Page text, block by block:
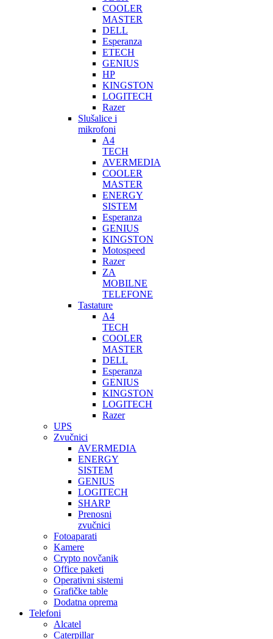
COOLER
MASTER
DELL
Esperanza
ETECH
GENIUS
HP
KINGSTON
LOGITECH
Razer
Slušalice i
mikrofoni
A4
TECH
AVERMEDIA
COOLER
MASTER
ENERGY
SISTEM
Esperanza
GENIUS
KINGSTON
Motospeed
Razer
ZA
MOBILNE
TELEFONE
Tastature
A4
TECH
COOLER
MASTER
DELL
Esperanza
GENIUS
KINGSTON
LOGITECH
Razer
UPS
Zvučnici
AVERMEDIA
ENERGY
SISTEM
GENIUS
LOGITECH
SHARP
Prenosni
zvučnici
Fotoaparati
Kamere
Crypto novčanik
Office paketi
Operativni sistemi
Grafičke table
Dodatna oprema
Telefoni
Alcatel
Caterpillar